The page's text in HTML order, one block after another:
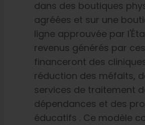
dans des boutiques
agréées et sur une
ligne approuvée par
revenus générés par
financeront des
réduction des méfaits,
services de traitement
dépendances et des
éducatifs . Ce modèle